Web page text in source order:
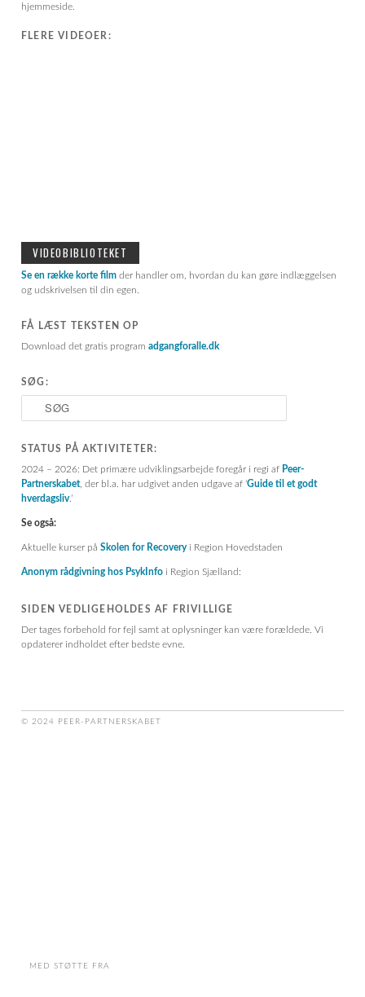
hjemmeside.
FLERE VIDEOER:
VIDEOBIBLIOTEKET
Se en række korte film der handler om, hvordan du kan gøre indlæggelsen
og udskrivelsen til din egen.
FÅ LÆST TEKSTEN OP
Download det gratis program adgangforalle.dk
SØG:
STATUS PÅ AKTIVITETER:
2024 – 2026: Det primære udviklingsarbejde foregår i regi af Peer-
Partnerskabet, der bl.a. har udgivet anden udgave af ‘Guide til et godt
hverdagsliv.’
Se også:
Aktuelle kurser på Skolen for Recoveryi Region Hovedstaden
Anonym rådgivning hos PsykInfo i Region Sjælland:
SIDEN VEDLIGEHOLDES AF FRIVILLIGE
Der tages forbehold for fejl samt at oplysninger kan være forældede. Vi
opdaterer indholdet efter bedste evne.
© 2024 PEER-PARTNERSKABET
MED STØTTE FRA